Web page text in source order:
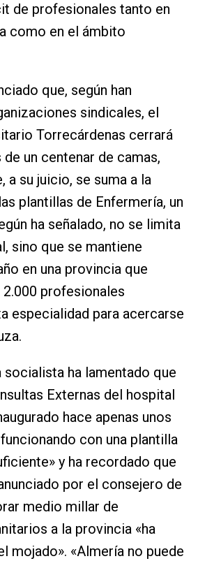
de profesionales tanto en
como en el ámbito
que, según han
sindicales, el
Torrecárdenas cerrará
un centenar de camas,
a su juicio, se suma a la
plantillas de Enfermería, un
ha señalado, no se limita
sino que se mantiene
en una provincia que
profesionales
especialidad para acercarse
socialista ha lamentado que
Externas del hospital
hace apenas unos
con una plantilla
y ha recordado que
por el consejero de
medio millar de
a la provincia «ha
mojado». «Almería no puede